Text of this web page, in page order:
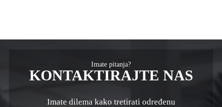
Imate pitanja?
KONTAKTIRAJTE NAS
Imate dilema kako tretirati određenu